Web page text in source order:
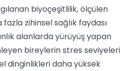
biyoçeşitlilik, ölçülen
zihinsel sağlık faydası
alanlarda yürüyüş yapan
bireylerin stres seviyeleri
dinginlikleri daha yüksek